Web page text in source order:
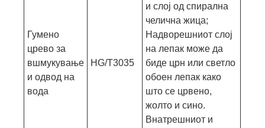
Гумено
црево за
вшмукување
и одвод на
вода
HG/T3035
и слој од спирална
челична жица;
Надворешниот слој
на лепак може да
биде црн или светло
обоен лепак како
што се црвено,
жолто и сино.
Внатрешниот и